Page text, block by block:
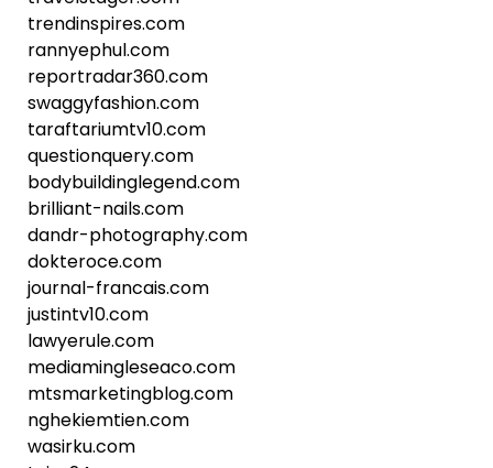
trendinspires.com
rannyephul.com
reportradar360.com
swaggyfashion.com
taraftariumtv10.com
questionquery.com
bodybuildinglegend.com
brilliant-nails.com
dandr-photography.com
dokteroce.com
journal-francais.com
justintv10.com
lawyerule.com
mediamingleseaco.com
mtsmarketingblog.com
nghekiemtien.com
wasirku.com